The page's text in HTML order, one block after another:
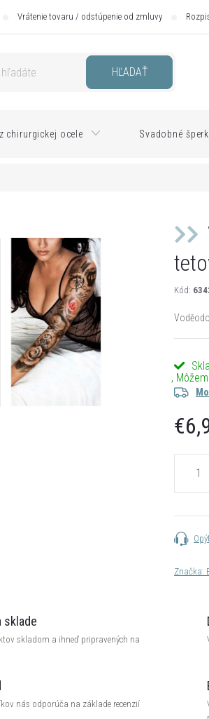
Vrátenie tovaru / odstúpenie od zmluvy
HĽADAŤ
chirurgickej ocele Svadobné
Kód:
Značka:
sklade
skladom a ihneď pripravených na
nás odporúča na základe recenzií